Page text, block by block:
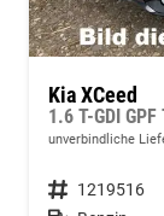
Kia XCeed
1.6 T-GDI GPF
unverbindliche
Fahrzeugnummer 1219516